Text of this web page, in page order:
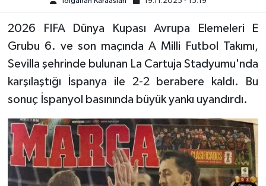
2026 FIFA Dünya Kupası Avrupa Elemeleri E
Grubu 6. ve son maçında A Milli Futbol Takımı,
Sevilla şehrinde bulunan La Cartuja Stadyumu'nda
karşılaştığı İspanya ile 2-2 berabere kaldı. Bu
sonuç İspanyol basınında büyük yankı uyandırdı.
DÜNYA
MEDYA
OTOMOTİV
TEKNOLOJİ
YAŞAM